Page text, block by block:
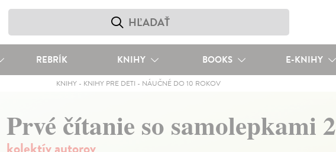
REBRÍK KNIHY BOOKS E-KNIHY
KNIHY- KNIHY PRE DETI - NÁUČNÉ DO 10 ROKOV
Prvé čítanie so samolepkami 2